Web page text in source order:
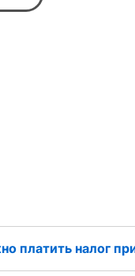
платить налог